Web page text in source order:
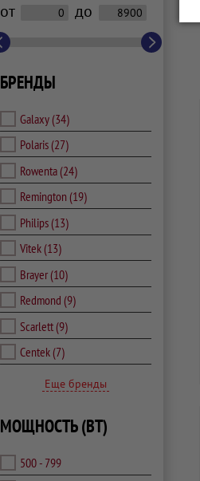
от до
БРЕНДЫ
Galaxy(34)
Polaris(27)
Rowenta(24)
Remington (19)
Philips(13)
Vitek(13)
Brayer(10)
Redmond (9)
Scarlett(9)
Centek(7)
Еще бренды
МОЩНОСТЬ (ВТ)
500 - 799